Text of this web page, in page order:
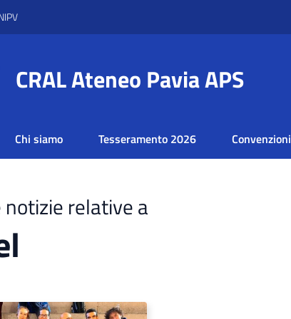
CRAL Ateneo Pavia APS
Chi siamo Tesseramento 2026 Convenzioni
notizie relative a